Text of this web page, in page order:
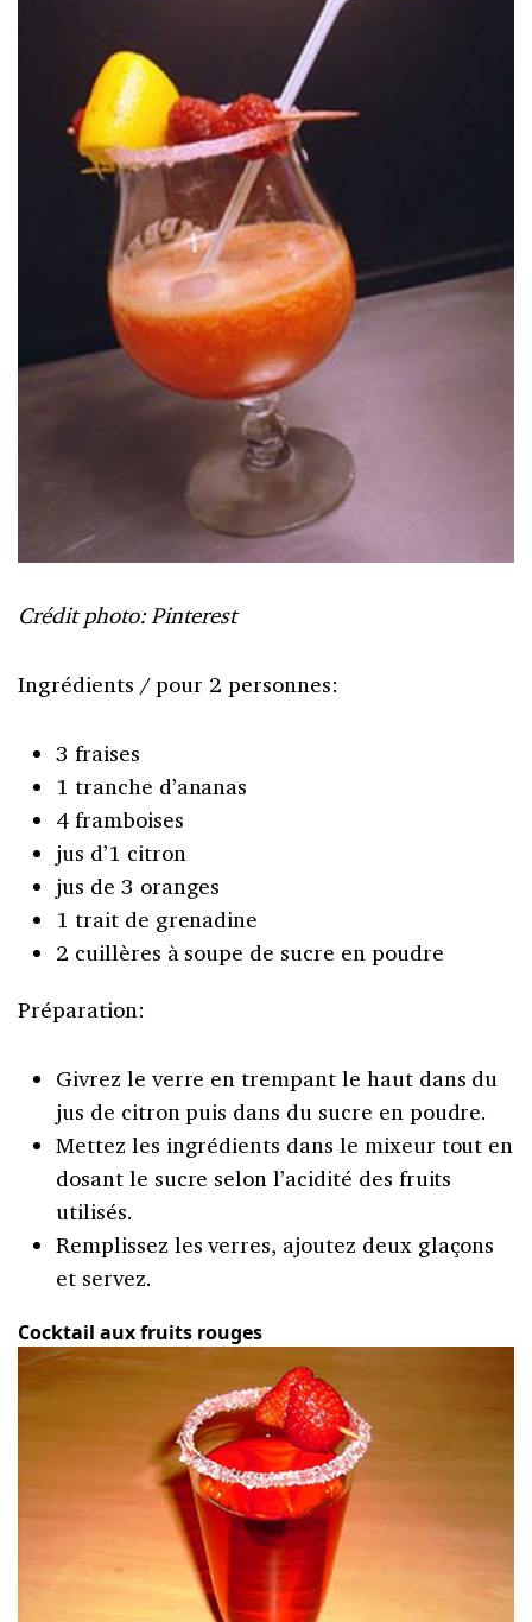
Crédit photo: Pinterest
Ingrédients / pour 2 personnes:
3 fraises
1 tranche d’ananas
4 framboises
jus d’1 citron
jus de 3 oranges
1 trait de grenadine
2 cuillères à soupe de sucre en poudre
Préparation:
Givrez le verre en trempant le haut dans du
jus de citron puis dans du sucre en poudre.
Mettez les ingrédients dans le mixeur tout en
dosant le sucre selon l’acidité des fruits
utilisés.
Remplissez les verres, ajoutez deux glaçons
et servez.
Cocktail aux fruits rouges